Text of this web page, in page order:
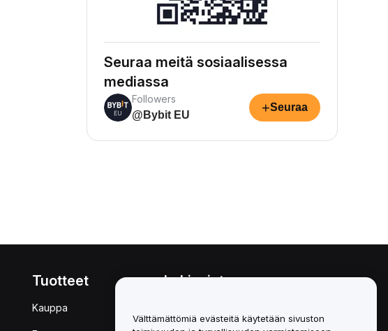
Seuraa meitä sosiaalisessa
mediassa
Followers
@Bybit EU
+Seuraa
Tuotteet
Kauppa
Lakiasiat
Välttämättömiä evästeitä käytetään sivuston